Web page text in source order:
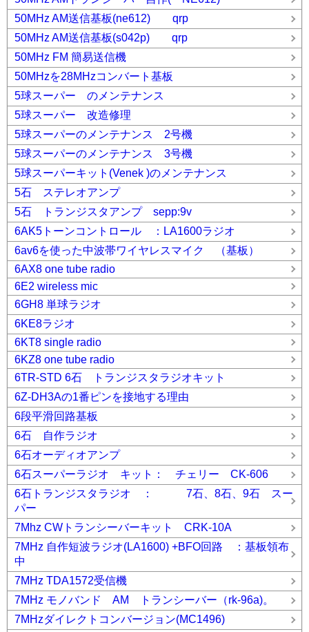
50MHz AM送信基板(ne612) qrp
50MHz AM送信基板(s042p) qrp
50MHz FM 簡易送信機
50MHzを28MHzコンバート基板
5球スーパー のメンテナンス
5球スーパー 改造修理
5球スーパーのメンテナンス 2号機
5球スーパーのメンテナンス 3号機
5球スーパーキット(Venek )のメンテナンス
5石 ステレオアンプ
5石 トランジスタアンプ sepp:9v
6AK5トーンコントロール ：LA1600ラジオ
6av6を使った中波帯ワイヤレスマイク （基板）
6AX8 one tube radio
6E2 wireless mic
6GH8 単球ラジオ
6KE8ラジオ
6KT8 single radio
6KZ8 one tube radio
6TR-STD 6石 トランジスタラジオキット
6Z-DH3Aの1番ピンを接地する理由
6段平滑回路基板
6石 自作ラジオ
6石オーディオアンプ
6石スーパーラジオ キット： チェリー CK-606
6石トランジスタラジオ ： 7石、8石、9石 スー
パー
7Mhz CWトランシーバーキット CRK-10A
7MHz 自作短波ラジオ(LA1600) +BFO回路 ：基板領布
中
7MHz TDA1572受信機
7MHz モノバンド AM トランシーバー（rk-96a)。
7MHzダイレクトコンバージョン(MC1496)